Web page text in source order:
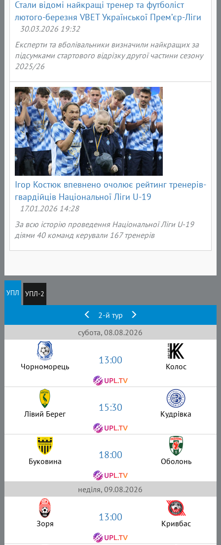
Стали відомі найкращі тренер та футболіст
лютого-березня VBET Української Прем’єр-Ліги
30.03.2026 19:32
Експерти та вболівальники визначили найкращих за
підсумками стартового відрізку другої частини сезону
2025/26
Ігор Костюк впевнено очолює рейтинг тренерів-
гвардійців Національної Ліги U-19
17.01.2026 14:28
За всю історію проведення Національної Ліги U-19
діями 40 команд керували 167 тренерів
УПЛ УПЛ-2
2-й тур
субота, 08.08.2026
Чорноморець 13:00 Колос
Лівий Берег 15:30 Кудрівка
Буковина 18:00 Оболонь
неділя, 09.08.2026
Зоря 13:00 Кривбас